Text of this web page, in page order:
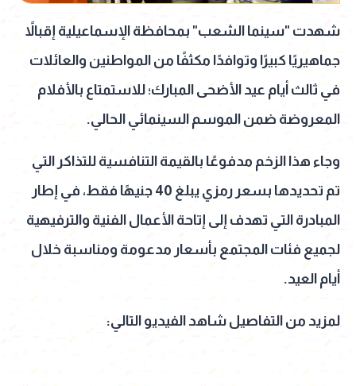
شهدت "سينما الشعب" بمحافظة الإسماعيلية إقبالاً
جماهيريًا كبيرًا وتوافدًا مكثفًا من المواطنين والعائلات
في ثالث أيام عيد الأضحى المبارك؛ للاستمتاع بالأفلام
المعروضة ضمن الموسم السينمائي الحالي.
وجاء هذا الزخم مدفوعًا بالقيمة التنافسية للتذاكر التي
تم تحديدها بسعر رمزي يبلغ 40 جنيهًا فقط، في إطار
المبادرة التي تهدف إلى إتاحة الأعمال الفنية والترفيهية
لجميع فئات المجتمع بأسعار مدعومة ومناسبة خلال
أيام العيد.
لمزيد من التفاصيل شاهد الفيديو التالي: